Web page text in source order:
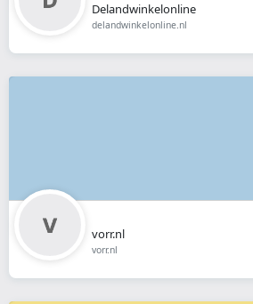
Delandwinkelonline
delandwinkelonline.nl
vorr.nl
vorr.nl